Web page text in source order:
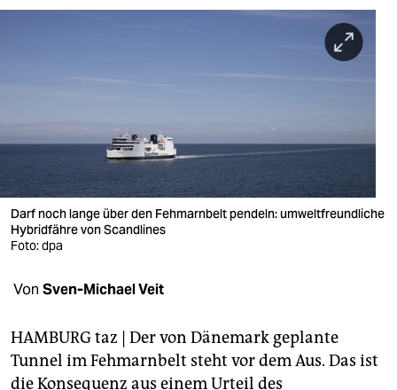
sport
wahrheit
verlag
verlag
veranstaltungen
unterstützen
abo
Darf noch lange über den Fehmarnbelt pendeln: umweltfreundliche
Hybridfähre von Scandlines
Foto: dpa
Von Sven-Michael Veit
HAMBURG taz | Der von Dänemark geplante
Tunnel im Fehmarnbelt steht vor dem Aus. Das ist
die Konsequenz aus einem Urteil des